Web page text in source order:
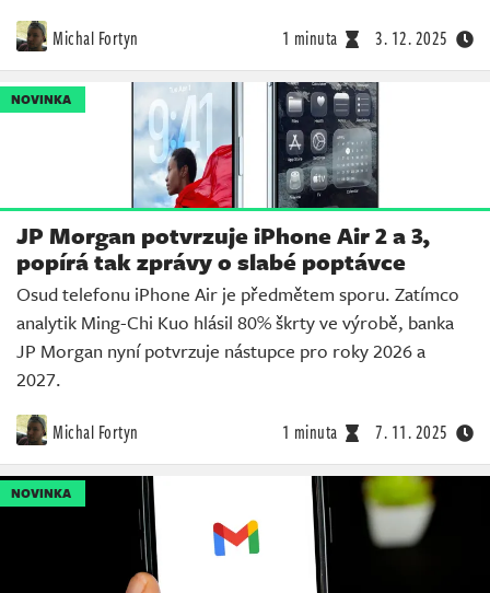
Michal Fortyn 1 minuta 3. 12. 2025
NOVINKA
JP Morgan potvrzuje iPhone Air 2 a 3,
popírá tak zprávy o slabé poptávce
Osud telefonu iPhone Air je předmětem sporu. Zatímco
analytik Ming-Chi Kuo hlásil 80% škrty ve výrobě, banka
JP Morgan nyní potvrzuje nástupce pro roky 2026 a
2027.
Michal Fortyn 1 minuta 7. 11. 2025
NOVINKA